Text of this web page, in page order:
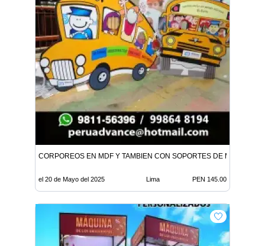
CORPOREOS EN MDF Y TAMBIEN CON SOPORTES DE METAL
el 20 de Mayo del 2025 Lima PEN 145.00